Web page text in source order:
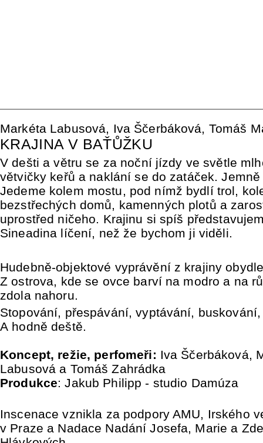
Markéta Labusová, Iva Ščerbáková, Tomáš
KRAJINA V BAŤŮŽKU
V dešti a větru se za noční jízdy ve světle
větvičky keřů a naklání se do zatáček.
Jedeme kolem mostu, pod nímž bydlí trol,
bezstřechých domů, kamenných plotů a
uprostřed ničeho. Krajinu si spíš
Sineadina líčení, než že bychom ji viděli.
Hudebně-objektové vyprávění z krajiny
Z ostrova, kde se ovce barví na modro a na
zdola nahoru.
Stopování, přespávání, vyptávání,
A hodně deště.
Koncept, režie, perfomeři: Iva Ščerbáková,
Labusová a Tomáš Zahrádka
Produkce: Jakub Philipp - studio Damúza
Inscenace vznikla za podpory AMU, Irského
v Praze a Nadace Nadání Josefa, Marie a